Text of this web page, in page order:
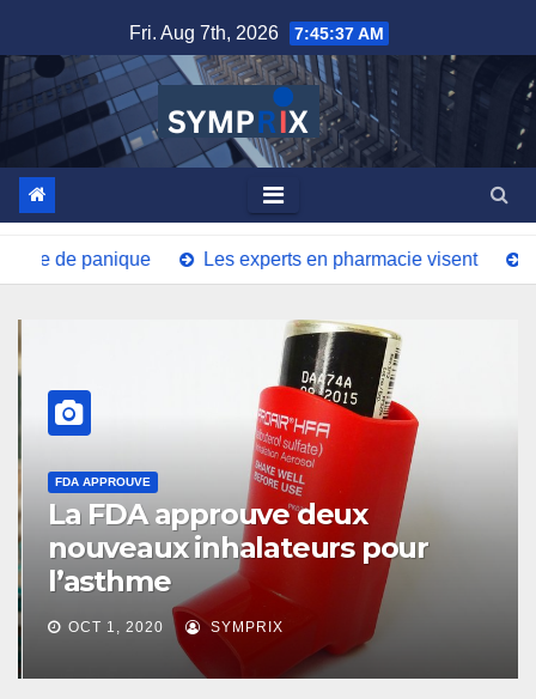
to
content
Fri. Aug 7th, 2026 7:45:38 AM
Les experts en pharmacie visent La FDA
FDA APPROUVE
La FDA approuve deux
nouveaux inhalateurs pour
l’asthme
OCT 1, 2020 SYMPRIX